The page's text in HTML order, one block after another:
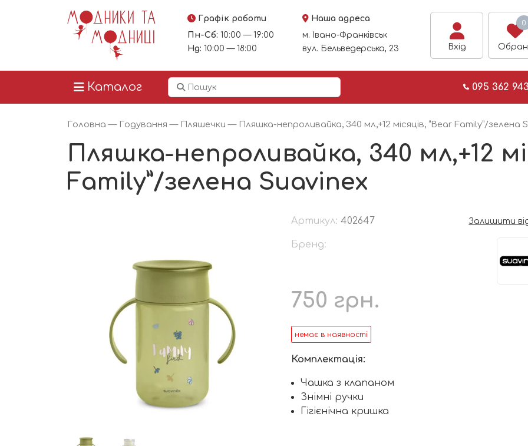
Графік роботи
Пн-Сб: 10:00 — 19:00
Нд: 10:00 — 18:00
Наша адреса
м. Івано-Франківськ
вул. Бельведерська, 23
Вхід
0
Каталог 095 362
Головна — Годування — Пляшечки — Пляшка-непроливайка, 340 мл,+12 місяців, “Bear Family”/зелена
Пляшка-непроливайка, 340 мл,+12
Family”/зелена Suavinex
Артикул: 402647 Залишити
Бренд:
750 грн.
немає в наявності
Комплектація:
Чашка з клапаном
Знімні ручки
Гігієнічна кришка